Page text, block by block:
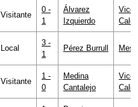
Visitante
0 -
1
Álvarez
Izquierdo
Local
3 -
1
Pérez Burrull
Visitante
1 -
0
Medina
Cantalejo